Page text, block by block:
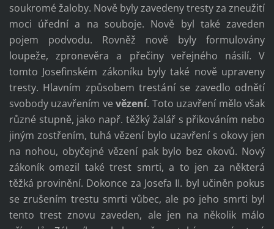
soukromé žaloby. Nově byly zavedeny tresty za zneužití
moci úřední a na souboje. Nově byl také zaveden
pojem podvodu. Rovněž nově byly formulovány
loupeže, zpronevěra a přečiny veřejného násilí. V
tomto Josefinském zákoníku byly také nově upraveny
tresty. Hlavním způsobem trestání se zavedlo odnětí
svobody uzavřením vevězení. Toto uzavření mělo však
různé stupně, jako např. těžký žalář s přikováním nebo
jiným zostřením, tuhá vězení bylo uzavření s okovy jen
na nohou, obyčejné vězení pak bylo bez okovů. Nový
zákoník omezil také trest smrti, a to jen za některá
těžká provinění. Dokonce za Josefa II. byl učiněn pokus
se zrušením trestu smrti vůbec, ale po jeho smrti byl
tento trest znovu zaveden, ale jen na několik málo